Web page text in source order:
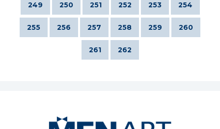
249 250 251 252 253 254
255 256 257 258 259 260
261 262